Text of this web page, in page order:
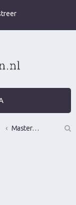
Mastermind Rotterdam